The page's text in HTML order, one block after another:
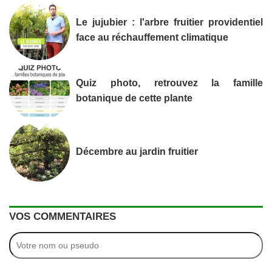
Le jujubier : l'arbre fruitier providentiel
face au réchauffement climatique
Quiz photo, retrouvez la famille
botanique de cette plante
Décembre au jardin fruitier
VOS COMMENTAIRES